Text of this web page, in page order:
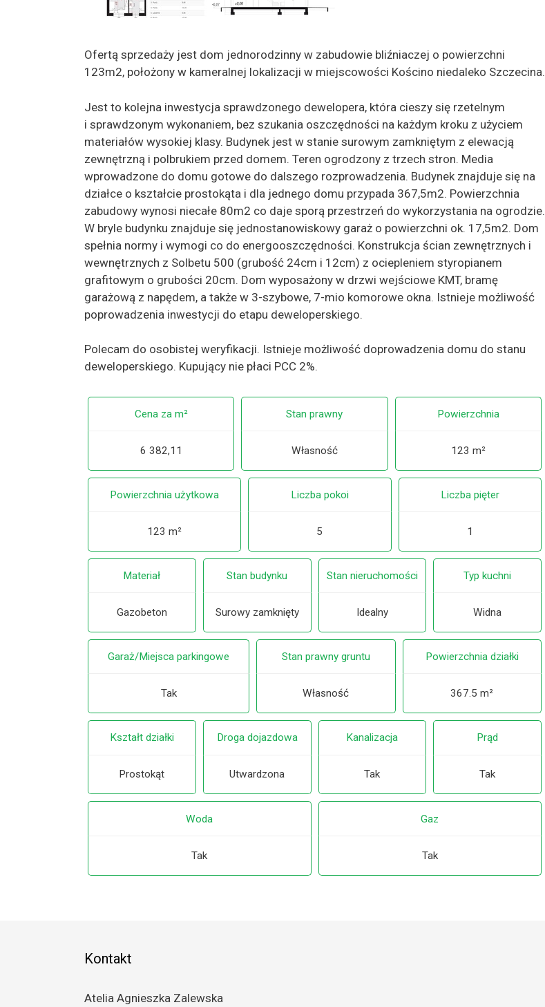
Ofertą sprzedaży jest dom jednorodzinny w zabudowie bliźniaczej o powierzchni
123m2, położony w kameralnej lokalizacji w miejscowości Kościno niedaleko Szczecina.
Jest to kolejna inwestycja sprawdzonego dewelopera, która cieszy się rzetelnym
i sprawdzonym wykonaniem, bez szukania oszczędności na każdym kroku z użyciem
materiałów wysokiej klasy. Budynek jest w stanie surowym zamkniętym z elewacją
zewnętrzną i polbrukiem przed domem. Teren ogrodzony z trzech stron. Media
wprowadzone do domu gotowe do dalszego rozprowadzenia. Budynek znajduje się na
działce o kształcie prostokąta i dla jednego domu przypada 367,5m2. Powierzchnia
zabudowy wynosi niecałe 80m2 co daje sporą przestrzeń do wykorzystania na ogrodzie.
W bryle budynku znajduje się jednostanowiskowy garaż o powierzchni ok. 17,5m2. Dom
spełnia normy i wymogi co do energooszczędności. Konstrukcja ścian zewnętrznych i
wewnętrznych z Solbetu 500 (grubość 24cm i 12cm) z ociepleniem styropianem
grafitowym o grubości 20cm. Dom wyposażony w drzwi wejściowe KMT, bramę
garażową z napędem, a także w 3-szybowe, 7-mio komorowe okna. Istnieje możliwość
poprowadzenia inwestycji do etapu deweloperskiego.
Polecam do osobistej weryfikacji. Istnieje możliwość doprowadzenia domu do stanu
deweloperskiego. Kupujący nie płaci PCC 2%.
Cena za m²
6 382,11
Stan prawny
Własność
Powierzchnia
123 m²
Powierzchnia użytkowa
123 m²
Liczba pokoi
5
Liczba pięter
1
Materiał
Gazobeton
Stan budynku
Surowy zamknięty
Stan nieruchomości
Idealny
Typ kuchni
Widna
Garaż/Miejsca parkingowe
Tak
Stan prawny gruntu
Własność
Powierzchnia działki
367.5 m²
Kształt działki
Prostokąt
Droga dojazdowa
Utwardzona
Kanalizacja
Tak
Prąd
Tak
Woda
Tak
Gaz
Tak
Kontakt
Atelia Agnieszka Zalewska